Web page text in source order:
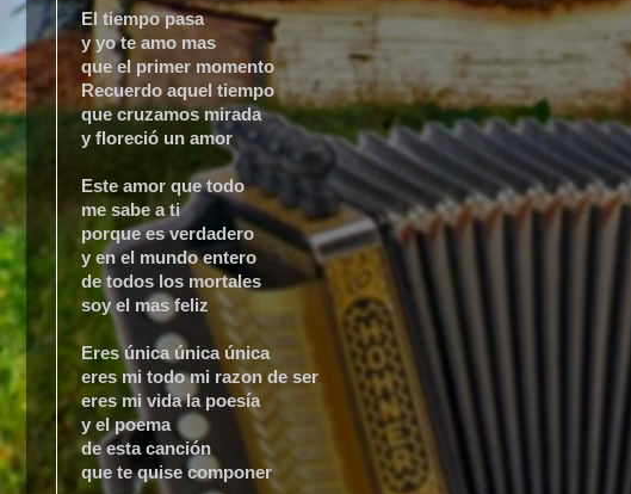
El tiempo pasa
y yo te amo mas
que el primer momento
Recuerdo aquel tiempo
que cruzamos mirada
y floreció un amor
Este amor que todo
me sabe a ti
porque es verdadero
y en el mundo entero
de todos los mortales
soy el mas feliz
Eres única única única
eres mi todo mi razon de ser
eres mi vida la poesía
y el poema
de esta canción
que te quise componer